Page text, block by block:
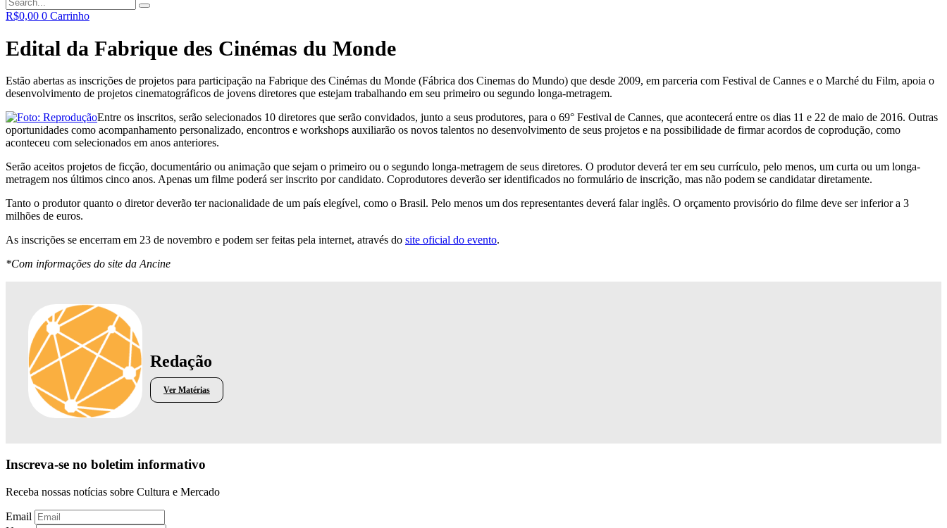
R$0,00 0 Carrinho
Edital da Fabrique des Cinémas du Monde
Estão abertas as inscrições de projetos para participação na Fabrique des Cinémas du Monde (Fábrica dos Cinemas do Mundo) que desde 2009, em parceria com Festival de Cannes e o Marché du Film, apoia o
desenvolvimento de projetos cinematográficos de jovens diretores que estejam trabalhando em seu primeiro ou segundo longa-metragem.
Entre os inscritos, serão selecionados 10 diretores que serão convidados, junto a seus produtores, para o 69° Festival de Cannes, que acontecerá entre os dias 11 e 22 de maio de 2016. Outras
oportunidades como acompanhamento personalizado, encontros e workshops auxiliarão os novos talentos no desenvolvimento de seus projetos e na possibilidade de firmar acordos de coprodução, como
aconteceu com selecionados em anos anteriores.
Serão aceitos projetos de ficção, documentário ou animação que sejam o primeiro ou o segundo longa-metragem de seus diretores. O produtor deverá ter em seu currículo, pelo menos, um curta ou um longa-
metragem nos últimos cinco anos. Apenas um filme poderá ser inscrito por candidato. Coprodutores deverão ser identificados no formulário de inscrição, mas não podem se candidatar diretamente.
Tanto o produtor quanto o diretor deverão ter nacionalidade de um país elegível, como o Brasil. Pelo menos um dos representantes deverá falar inglês. O orçamento provisório do filme deve ser inferior a 3
milhões de euros.
As inscrições se encerram em 23 de novembro e podem ser feitas pela internet, através do site oficial do evento.
*Com informações do site da Ancine
Redação
Ver Matérias
Inscreva-se no boletim informativo
Receba nossas notícias sobre Cultura e Mercado
Email